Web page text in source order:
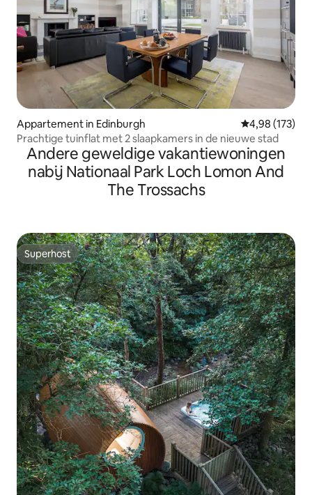
Appartement in Edinburgh Gemiddelde
4,98 (173)
Prachtige tuinflat met 2 slaapkamers in de nieuwe stad
Andere geweldige vakantiewoningen
nabij Nationaal Park Loch Lomon And
The Trossachs
Superhost
Superhost